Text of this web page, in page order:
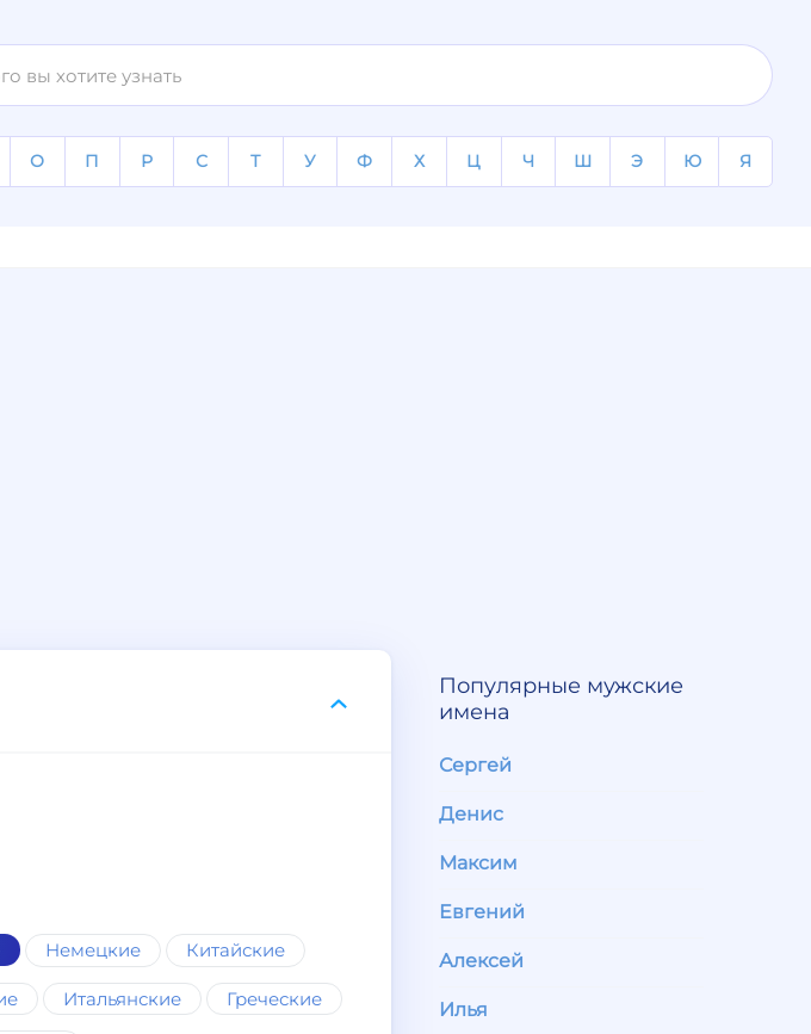
О П Р С Т У Ф Х Ц Ч Ш Э Ю Я
Немецкие Китайские
Итальянские Греческие
Популярные мужские
имена
Сергей
Денис
Максим
Евгений
Алексей
Илья